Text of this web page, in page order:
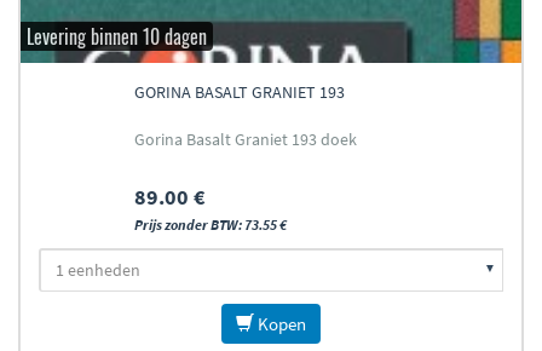
Levering binnen 10 dagen
GORINA BASALT GRANIET 193
Gorina Basalt Graniet 193 doek
89.00 €
Prijs zonder BTW: 73.55 €
Kopen